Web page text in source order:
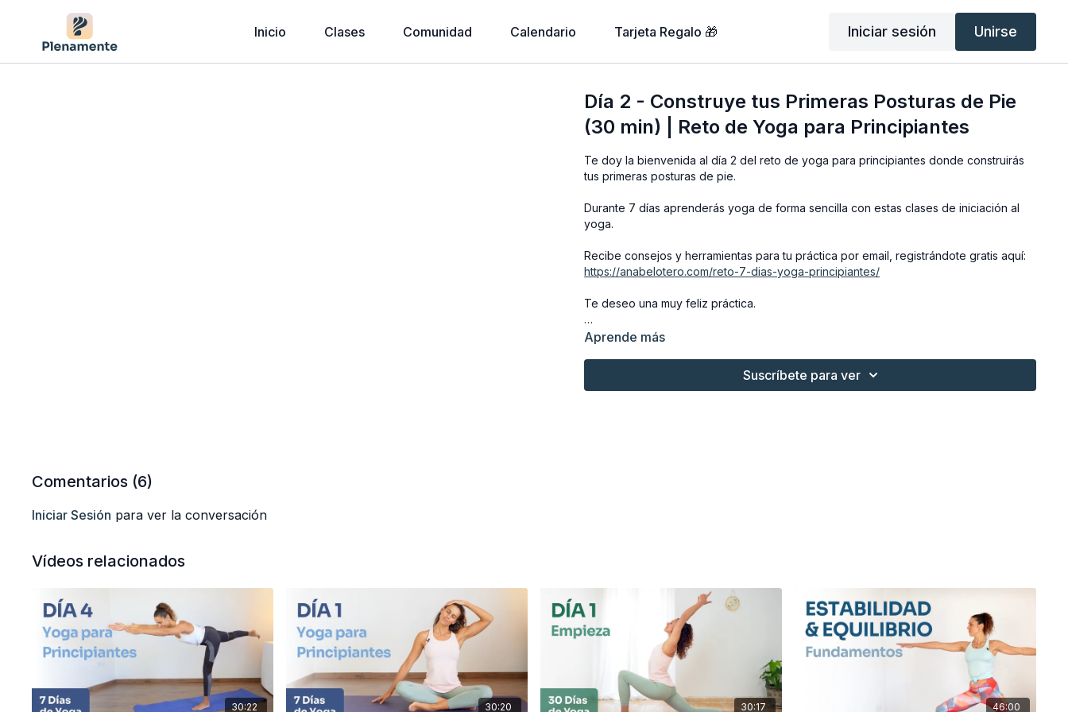
Inicio Clases Comunidad Calendario Tarjeta Regalo 🎁 Iniciar sesión Unirse
Día 2 - Construye tus Primeras Posturas de Pie
(30 min) | Reto de Yoga para Principiantes
Te doy la bienvenida al día 2 del reto de yoga para principiantes donde construirás
tus primeras posturas de pie.
Durante 7 días aprenderás yoga de forma sencilla con estas clases de iniciación al
yoga.
Recibe consejos y herramientas para tu práctica por email, registrándote gratis aquí:
https://anabelotero.com/reto-7-dias-yoga-principiantes/
Te deseo una muy feliz práctica.
Anabel
Aprende más
Suscríbete para ver
Comentarios (6)
Iniciar Sesión para ver la conversación
Vídeos relacionados
30:22 30:20 30:17 46:00